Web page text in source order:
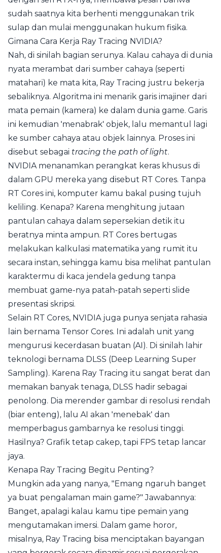
sudah saatnya kita berhenti menggunakan trik
sulap dan mulai menggunakan hukum fisika.
Gimana Cara Kerja Ray Tracing NVIDIA?
Nah, di sinilah bagian serunya. Kalau cahaya di dunia
nyata merambat dari sumber cahaya (seperti
matahari) ke mata kita, Ray Tracing justru bekerja
sebaliknya. Algoritma ini menarik garis imajiner dari
mata pemain (kamera) ke dalam dunia game. Garis
ini kemudian 'menabrak' objek, lalu memantul lagi
ke sumber cahaya atau objek lainnya. Proses ini
disebut sebagai tracing the path of light.
NVIDIA menanamkan perangkat keras khusus di
dalam GPU mereka yang disebut RT Cores. Tanpa
RT Cores ini, komputer kamu bakal pusing tujuh
keliling. Kenapa? Karena menghitung jutaan
pantulan cahaya dalam sepersekian detik itu
beratnya minta ampun. RT Cores bertugas
melakukan kalkulasi matematika yang rumit itu
secara instan, sehingga kamu bisa melihat pantulan
karaktermu di kaca jendela gedung tanpa
membuat game-nya patah-patah seperti slide
presentasi skripsi.
Selain RT Cores, NVIDIA juga punya senjata rahasia
lain bernama Tensor Cores. Ini adalah unit yang
mengurusi kecerdasan buatan (AI). Di sinilah lahir
teknologi bernama DLSS (Deep Learning Super
Sampling). Karena Ray Tracing itu sangat berat dan
memakan banyak tenaga, DLSS hadir sebagai
penolong. Dia merender gambar di resolusi rendah
(biar enteng), lalu AI akan 'menebak' dan
memperbagus gambarnya ke resolusi tinggi.
Hasilnya? Grafik tetap cakep, tapi FPS tetap lancar
jaya.
Kenapa Ray Tracing Begitu Penting?
Mungkin ada yang nanya, "Emang ngaruh banget
ya buat pengalaman main game?" Jawabannya:
Banget, apalagi kalau kamu tipe pemain yang
mengutamakan imersi. Dalam game horor,
misalnya, Ray Tracing bisa menciptakan bayangan